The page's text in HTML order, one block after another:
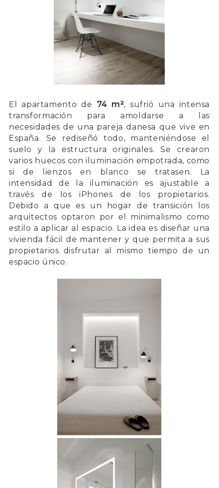
El apartamento de 74 m², sufrió una intensa
transformación para amoldarse a las
necesidades de una pareja danesa que vive en
España. Se rediseñó todo, manteniéndose el
suelo y la estructura originales. Se crearon
varios huecos con iluminación empotrada, como
si de lienzos en blanco se tratasen. La
intensidad de la iluminación es ajustable a
través de los iPhones de los propietarios.
Debido a que es un hogar de transición los
arquitectos optaron por el minimalismo como
estilo a aplicar al espacio. La idea es diseñar una
vivienda fácil de mantener y que permita a sus
propietarios disfrutar al mismo tiempo de un
espacio único.